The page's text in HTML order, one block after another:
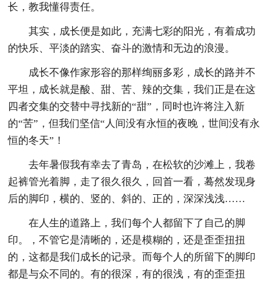
长，教我懂得责任。
其实，成长便是如此，充满七彩的阳光，有着成功
的快乐、平淡的踏实、奋斗的激情和无边的浪漫。
成长不像作家形容的那样绚丽多彩，成长的路并不
平坦，成长就是酸、甜、苦、辣的交集，我们正是在这
四者交集的交替中寻找新的“甜”，同时也许将注入新
的“苦”，但我们坚信“人间没有永恒的夜晚，世间没有永
恒的冬天”！
去年暑假我有幸去了青岛，在松软的沙滩上，我卷
起裤管光着脚，走了很久很久，回首一看，蓦然发现身
后的脚印，横的、竖的、斜的、正的，深深浅浅……
在人生的道路上，我们每个人都留下了自己的脚
印。，不管它是清晰的，还是模糊的，还是歪歪扭扭
的，这都是我们成长的记录。而每个人的所留下的脚印
都是与众不同的。有的很深，有的很浅，有的歪歪扭